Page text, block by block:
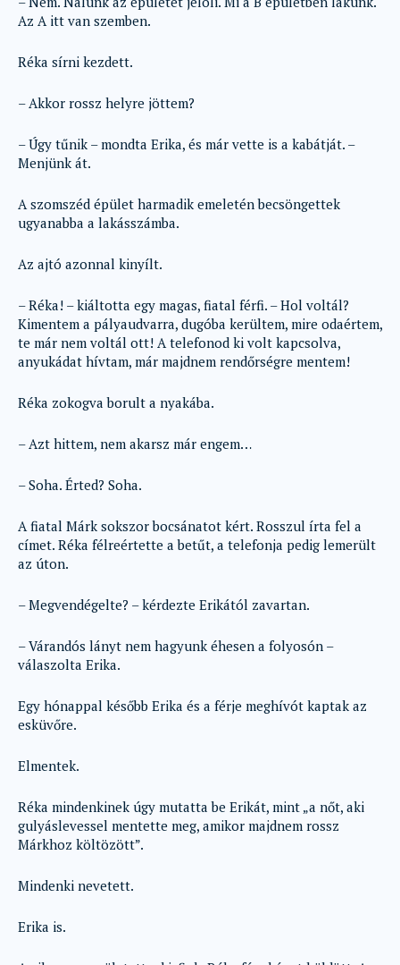
Az A itt van szemben.
Réka sírni kezdett.
– Akkor rossz helyre jöttem?
– Úgy tűnik – mondta Erika, és már vette is a kabátját. –
Menjünk át.
A szomszéd épület harmadik emeletén becsöngettek
ugyanabba a lakásszámba.
Az ajtó azonnal kinyílt.
– Réka! – kiáltotta egy magas, fiatal férfi. – Hol voltál?
Kimentem a pályaudvarra, dugóba kerültem, mire odaértem,
te már nem voltál ott! A telefonod ki volt kapcsolva,
anyukádat hívtam, már majdnem rendőrségre mentem!
Réka zokogva borult a nyakába.
– Azt hittem, nem akarsz már engem…
– Soha. Érted? Soha.
A fiatal Márk sokszor bocsánatot kért. Rosszul írta fel a
címet. Réka félreértette a betűt, a telefonja pedig lemerült
az úton.
– Megvendégelte? – kérdezte Erikától zavartan.
– Várandós lányt nem hagyunk éhesen a folyosón –
válaszolta Erika.
Egy hónappal később Erika és a férje meghívót kaptak az
esküvőre.
Elmentek.
Réka mindenkinek úgy mutatta be Erikát, mint „a nőt, aki
gulyáslevessel mentette meg, amikor majdnem rossz
Márkhoz költözött”.
Mindenki nevetett.
Erika is.